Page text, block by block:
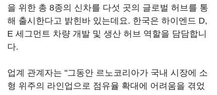
을 위한 총 8종의 신차를 다섯 곳의 글로벌 허브를 통
해 출시한다고 밝힌바 있는데요. 한국은 하이엔드 D,
E 세그먼트 차량 개발 및 생산 허브 역할을 담담합니
다.
업계 관계자는 "그동안 르노코리아가 국내 시장에 소
형 위주의 라인업으로 점유율 확대에 어려움을 겪었